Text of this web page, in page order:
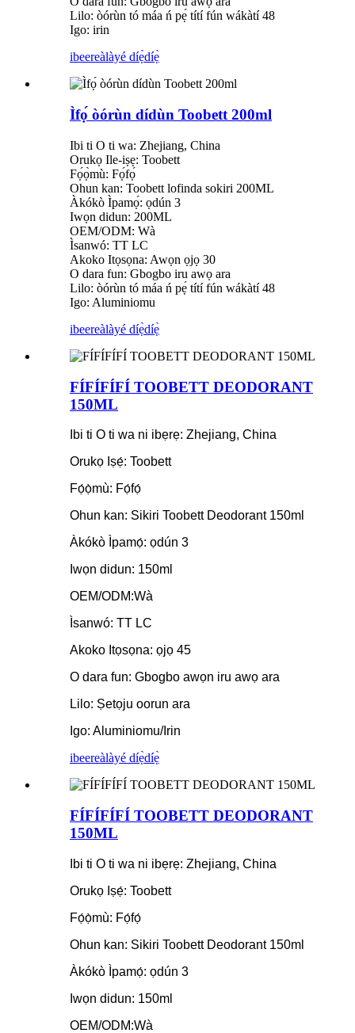
Lilo: òórùn tó máa ń pẹ́ títí fún wákàtí 48
Igo: irin
ibeereàlàyé díẹ̀díẹ̀
Ìfọ́ òórùn dídùn Toobett 200ml
Ibi ti O ti wa: Zhejiang, China
Orukọ Ile-iṣẹ: Toobett
Fọ́ọ̀mù: Fọ́fọ́
Ohun kan: Toobett lofinda sokiri 200ML
Àkókò Ìpamọ́: ọdún 3
Iwọn didun: 200ML
OEM/ODM: Wà
Ìsanwó: TT LC
Akoko Itọsọna: Awọn ọjọ 30
O dara fun: Gbogbo iru awọ ara
Lilo: òórùn tó máa ń pẹ́ títí fún wákàtí 48
Igo: Aluminiomu
ibeereàlàyé díẹ̀díẹ̀
FÍFÍFÍFÍ TOOBETT DEODORANT
150ML
Ibi ti O ti wa ni ibẹrẹ: Zhejiang, China
Orukọ Iṣẹ́: Toobett
Fọ́ọ̀mù: Fọ́fọ́
Ohun kan: Sikiri Toobett Deodorant 150ml
Àkókò Ìpamọ́: ọdún 3
Iwọn didun: 150ml
OEM/ODM:Wà
Ìsanwó: TT LC
Akoko Itọsọna: ọjọ 45
O dara fun: Gbogbo awọn iru awọ ara
Lilo: Ṣetọju oorun ara
Igo: Aluminiomu/Irin
ibeereàlàyé díẹ̀díẹ̀
FÍFÍFÍFÍ TOOBETT DEODORANT
150ML
Ibi ti O ti wa ni ibẹrẹ: Zhejiang, China
Orukọ Iṣẹ́: Toobett
Fọ́ọ̀mù: Fọ́fọ́
Ohun kan: Sikiri Toobett Deodorant 150ml
Àkókò Ìpamọ́: ọdún 3
Iwọn didun: 150ml
OEM/ODM:Wà